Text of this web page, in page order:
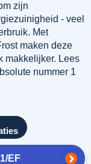
zijn
- veel
Met
maken deze
makkelijker. Lees
nummer 1
EF